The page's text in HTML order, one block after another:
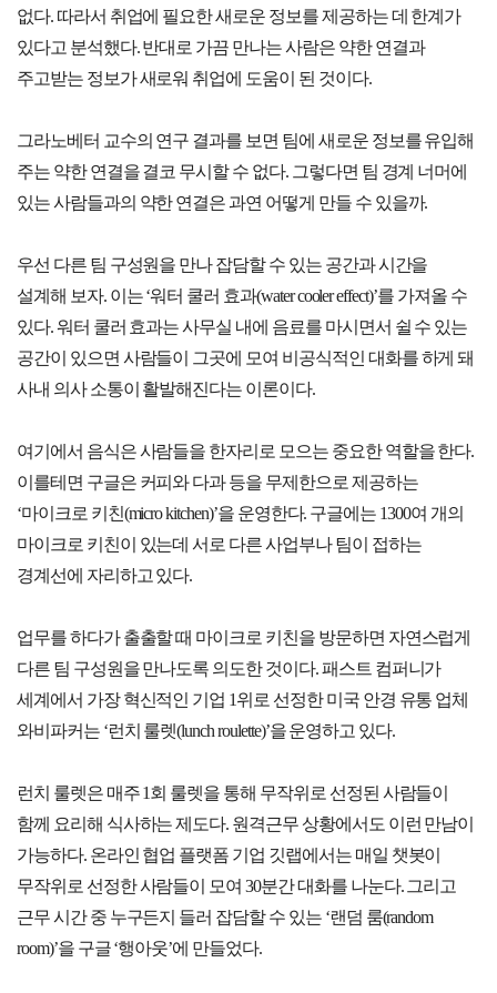
없다. 따라서 취업에 필요한 새로운 정보를 제공하는 데 한계가
있다고 분석했다. 반대로 가끔 만나는 사람은 약한 연결과
주고받는 정보가 새로워 취업에 도움이 된 것이다.
그라노베터 교수의 연구 결과를 보면 팀에 새로운 정보를 유입해
주는 약한 연결을 결코 무시할 수 없다. 그렇다면 팀 경계 너머에
있는 사람들과의 약한 연결은 과연 어떻게 만들 수 있을까.
우선 다른 팀 구성원을 만나 잡담할 수 있는 공간과 시간을
설계해 보자. 이는 ‘워터 쿨러 효과(water cooler effect)’를 가져올 수
있다. 워터 쿨러 효과는 사무실 내에 음료를 마시면서 쉴 수 있는
공간이 있으면 사람들이 그곳에 모여 비공식적인 대화를 하게 돼
사내 의사 소통이 활발해진다는 이론이다.
여기에서 음식은 사람들을 한자리로 모으는 중요한 역할을 한다.
이를테면 구글은 커피와 다과 등을 무제한으로 제공하는
‘마이크로 키친(micro kitchen)’을 운영한다. 구글에는 1300여 개의
마이크로 키친이 있는데 서로 다른 사업부나 팀이 접하는
경계선에 자리하고 있다.
업무를 하다가 출출할 때 마이크로 키친을 방문하면 자연스럽게
다른 팀 구성원을 만나도록 의도한 것이다. 패스트 컴퍼니가
세계에서 가장 혁신적인 기업 1위로 선정한 미국 안경 유통 업체
와비파커는 ‘런치 룰렛(lunch roulette)’을 운영하고 있다.
런치 룰렛은 매주 1회 룰렛을 통해 무작위로 선정된 사람들이
함께 요리해 식사하는 제도다. 원격근무 상황에서도 이런 만남이
가능하다. 온라인 협업 플랫폼 기업 깃랩에서는 매일 챗봇이
무작위로 선정한 사람들이 모여 30분간 대화를 나눈다. 그리고
근무 시간 중 누구든지 들러 잡담할 수 있는 ‘랜덤 룸(random
room)’을 구글 ‘행아웃’에 만들었다.